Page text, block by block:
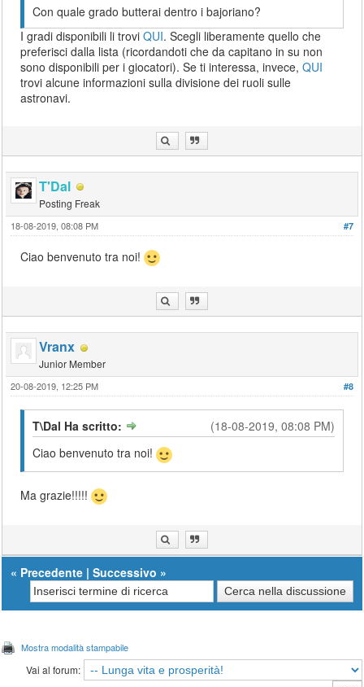
Con quale grado butterai dentro i bajoriano?
I gradi disponibili li troviQUI. Scegli liberamente quello che
preferisci dalla lista (ricordandoti che da capitano in su non
sono disponibili per i giocatori). Se ti interessa, invece,QUI
trovi alcune informazioni sulla divisione dei ruoli sulle
astronavi.
T'Dal
Posting Freak
#7
18-08-2019, 08:08 PM
Ciao benvenuto tra noi!
Vranx
Junior Member
#8
20-08-2019, 12:25 PM
(18-08-2019, 08:08 PM)
T\Dal Ha scritto:
Ciao benvenuto tra noi!
Ma grazie!!!!!
« Precedente |Successivo »
Mostra modalità stampabile
Vai al forum: